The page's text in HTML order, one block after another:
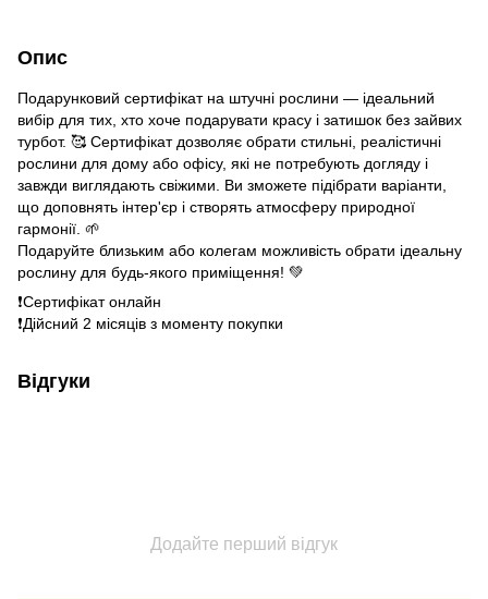
Опис
Подарунковий сертифікат на штучні рослини — ідеальний
вибір для тих, хто хоче подарувати красу і затишок без зайвих
турбот. 🥰 Сертифікат дозволяє обрати стильні, реалістичні
рослини для дому або офісу, які не потребують догляду і
завжди виглядають свіжими. Ви зможете підібрати варіанти,
що доповнять інтер'єр і створять атмосферу природної
гармонії. 🌱
Подаруйте близьким або колегам можливість обрати ідеальну
рослину для будь-якого приміщення! 💚
❗️Сертифікат онлайн
❗️Дійсний 2 місяців з моменту покупки
Відгуки
Додайте перший відгук